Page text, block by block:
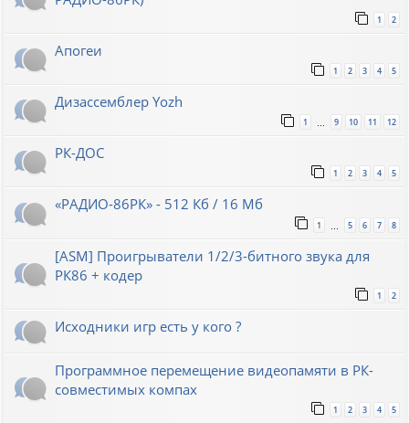
1 2
Апогеи
1 2 3 4 5
Дизассемблер Yozh
1 … 9 10 11 12
РК-ДОС
1 2 3 4 5
«РАДИО-86РК» - 512 Кб / 16 Мб
1 5 6 7 8
[ASM] Проигрыватели 1/2/3-битного звука для
РК86 + кодер
1 2
Исходники игр есть у кого ?
Программное перемещение видеопамяти в РК-
совместимых компах
1 2 3 4 5